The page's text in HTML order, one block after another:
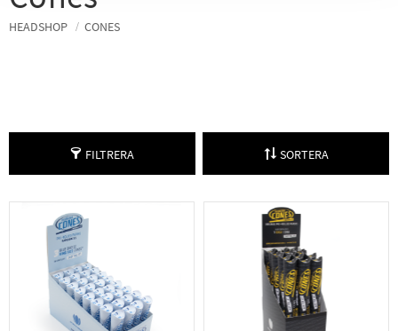
HEADSHOP CONES
FILTRERA SORTERA